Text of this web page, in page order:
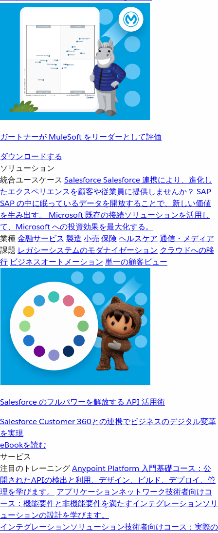
ガートナーが MuleSoft をリーダーとして評価
ダウンロードする
ソリューション
統合ユースケース SalesforceSalesforce 連携により、進化し
たエクスペリエンスを顧客や従業員に提供しませんか？ SAP
SAP の中に眠っているデータを開放することで、新しい価値
を生み出す。
Microsoft 既存の接続ソリューションを活用し
て、Microsoft への投資効果を最大化する。
業種金融サービス 製造 小売 保険 ヘルスケア 通信・メディア
課題 レガシーシステムのモダナイゼーション クラウドへの移
行 ビジネスオートメーション 単一の顧客ビュー
Salesforce のフルパワーを解放する API 活用術
Salesforce Customer 360との連携でビジネスのデジタル変革
を実現
eBookを読む
サービス
注目のトレーニングAnypoint Platform 入門基礎コース：公
開されたAPIの検出と利用、デザイン、ビルド、デプロイ、管
理を学びます。
アプリケーションネットワーク技術者向けコ
ース：機能要件と非機能要件を満たすインテグレーションソリ
ューションの設計を学びます。
インテグレーションソリューション技術者向けコース：実際の